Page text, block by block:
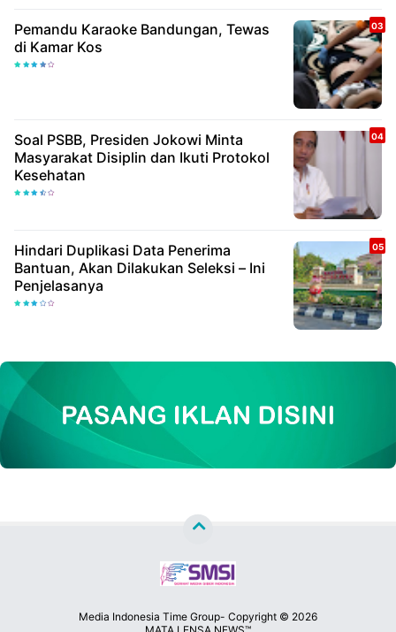
Pemandu Karaoke Bandungan, Tewas
di Kamar Kos
Soal PSBB, Presiden Jokowi Minta
Masyarakat Disiplin dan Ikuti Protokol
Kesehatan
Hindari Duplikasi Data Penerima
Bantuan, Akan Dilakukan Seleksi – Ini
Penjelasanya
Media Indonesia Time Group- Copyright © 2026